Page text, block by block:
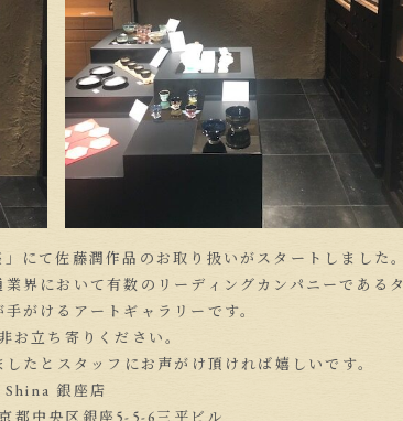
て佐藤潤作品のお取り扱いがスタートしました。
界において有数のリーディングカンパニーであるタ
がけるアートギャラリーです。
お立ち寄りください。
たとスタッフにお声がけ頂ければ嬉しいです。
Shina 銀座店